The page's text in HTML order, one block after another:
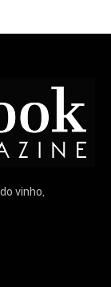
vinho,